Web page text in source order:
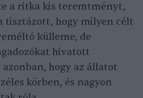
a ritka kis teremtményt,
tisztázott, hogy milyen célt
külleme, de
hivatott
hogy az állatot
körben, és nagyon